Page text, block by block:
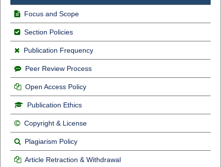
Focus and Scope
Section Policies
Publication Frequency
Peer Review Process
Open Access Policy
Publication Ethics
Copyright & License
Plagiarism Policy
Article Retraction & Withdrawal